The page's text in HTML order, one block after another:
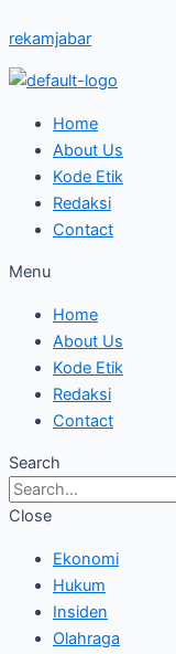
to
content
rekamjabar
Home
About Us
Kode Etik
Redaksi
Contact
Menu
Home
About Us
Kode Etik
Redaksi
Contact
Search
Close
Ekonomi
Hukum
Insiden
Olahraga
Kepala
Dibagi
Tiga
Opsi,
Dimulai
6
Februari